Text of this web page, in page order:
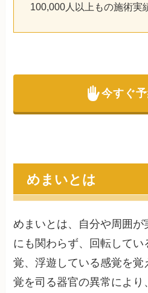
100,000人以上もの施術実
今すぐ
めまいとは
めまいとは、自分や周囲
にも関わらず、回転して
覚、浮遊している感覚を
覚を司る器官の異常によ